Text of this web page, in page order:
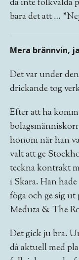
då inte folkvalda
bara det att …
Mera brännvin,
Det var under
drickande tog
Efter att ha
honom när han
valt att ge
teckna kontrakt
i Skara. Han
föga och ge sig
Meduza & The
Det gick ju bra.
då aktuell med